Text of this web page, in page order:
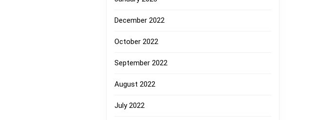
December 2022
October 2022
September 2022
August 2022
July 2022